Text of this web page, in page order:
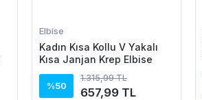
Elbise
Kadın Kısa Kollu V Yakalı
Kısa Janjan Krep Elbise
%50
1.315,99 TL
657,99 TL